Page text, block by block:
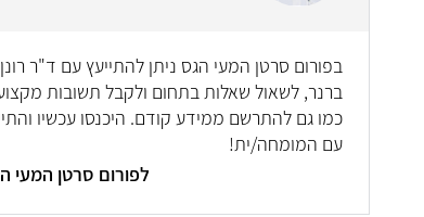
בפורום סרטן המעי הגס ניתן להתייעץ עם ד"ר רונן
ברנר, לשאול שאלות בתחום ולקבל תשובות
כמו גם להתרשם ממידע קודם. היכנסו עכשיו
עם המומחה/ית!
לפורום סרטן המעי